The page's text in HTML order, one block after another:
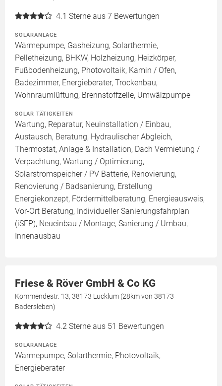
4.1 Sterne aus 7 Bewertungen
SOLARANLAGE
Wärmepumpe, Gasheizung, Solarthermie,
Pelletheizung, BHKW, Holzheizung, Heizkörper,
Fußbodenheizung, Photovoltaik, Kamin / Ofen,
Badezimmer, Energieberater, Trockenbau,
Wohnraumlüftung, Brennstoffzelle, Umwälzpumpe
SOLAR TÄTIGKEITEN
Wartung, Reparatur, Neuinstallation / Einbau,
Austausch, Beratung, Hydraulischer Abgleich,
Thermostat, Anlage & Installation, Dach Vermietung /
Verpachtung, Wartung / Optimierung,
Solarstromspeicher / PV Batterie, Renovierung,
Renovierung / Badsanierung, Erstellung
Energiekonzept, Fördermittelberatung, Energieausweis,
Vor-Ort Beratung, Individueller Sanierungsfahrplan
(iSFP), Neueinbau / Montage, Sanierung / Umbau,
Innenausbau
Friese & Röver GmbH & Co KG
Kommendestr. 13, 38173 Lucklum (28km von 38173
Badersleben)
4.2 Sterne aus 51 Bewertungen
SOLARANLAGE
Wärmepumpe, Solarthermie, Photovoltaik,
Energieberater